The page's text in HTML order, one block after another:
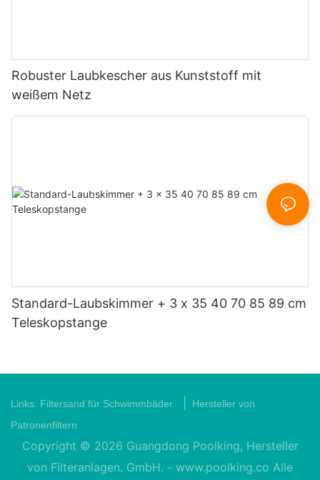
Robuster Laubkescher aus Kunststoff mit
weißem Netz
Standard-Laubskimmer + 3 x 35 40 70 85 89 cm
Teleskopstange
Links: Filtersand für Schwimmbäder
Hersteller von
Patronenfiltern
Copyright © 2026 Guangdong Poolking, Hersteller
von Filteranlagen. GmbH. - www.poolking.co Alle